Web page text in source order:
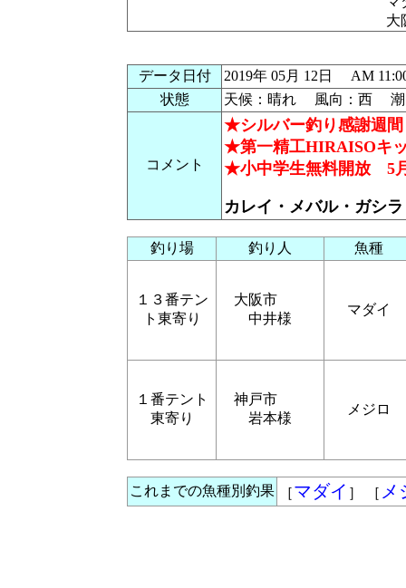
大
データ日付
2019年 05月 12日 AM
状態
天候：晴れ 風向：西 潮
コメント
★シルバー釣り感謝週
★第一精工HIRAISOキ
★小中学生無料開放 5
カレイ・メバル・ガシ
釣り場 釣り人 魚種
１３番テン
ト東寄り
大阪市
中井様
マダイ
１番テント
東寄り
神戸市
岩本様
メジロ
これまでの魚種別釣果 ［マダイ ］ ［ メ